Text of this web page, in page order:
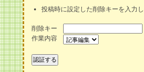
投稿時に設定した削除キーを入力し
削除キー
作業内容